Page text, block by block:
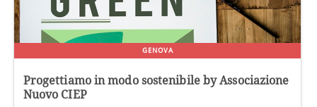
GENOVA
Progettiamo in modo sostenibile by Associazione
Nuovo CIEP